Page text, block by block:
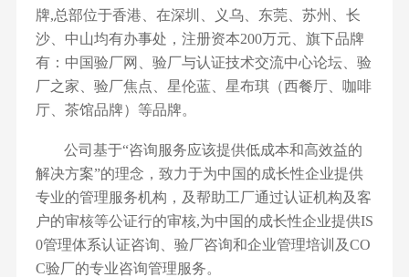
牌,总部位于香港、在深圳、义乌、东莞、苏州、长
沙、中山均有办事处，注册资本200万元、旗下品牌
有：中国验厂网、验厂与认证技术交流中心论坛、验
厂之家、验厂焦点、星伦蓝、星布琪（西餐厅、咖啡
厅、茶馆品牌）等品牌。
公司基于“咨询服务应该提供低成本和高效益的
解决方案”的理念，致力于为中国的成长性企业提供
专业的管理服务机构，及帮助工厂通过认证机构及客
户的审核等公证行的审核,为中国的成长性企业提供IS
0管理体系认证咨询、验厂咨询和企业管理培训及CO
C验厂的专业咨询管理服务。